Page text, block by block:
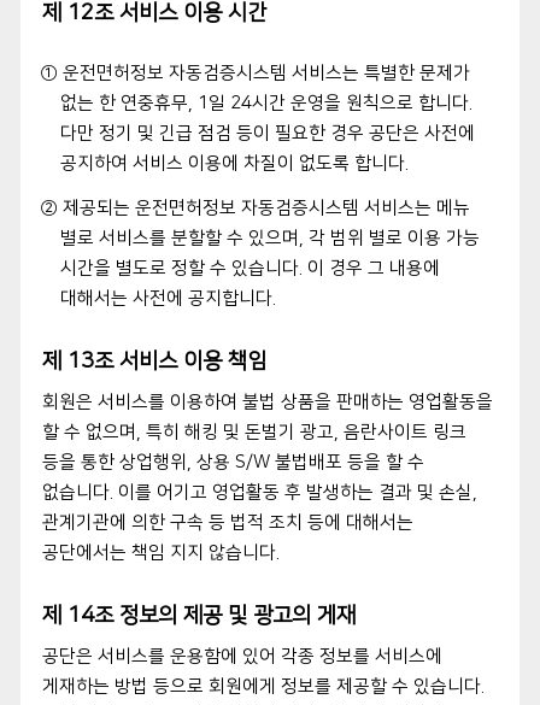
제 12조 서비스 이용 시간
① 운전면허정보 자동검증시스템 서비스는 특별한 문제가
없는 한 연중휴무, 1일 24시간 운영을 원칙으로 합니다.
다만 정기 및 긴급 점검 등이 필요한 경우 공단은 사전에
공지하여 서비스 이용에 차질이 없도록 합니다.
② 제공되는 운전면허정보 자동검증시스템 서비스는 메뉴
별로 서비스를 분할할 수 있으며, 각 범위 별로 이용 가능
시간을 별도로 정할 수 있습니다. 이 경우 그 내용에
대해서는 사전에 공지합니다.
제 13조 서비스 이용 책임
회원은 서비스를 이용하여 불법 상품을 판매하는 영업활동을
할 수 없으며, 특히 해킹 및 돈벌기 광고, 음란사이트 링크
등을 통한 상업행위, 상용 S/W 불법배포 등을 할 수
없습니다. 이를 어기고 영업활동 후 발생하는 결과 및 손실,
관계기관에 의한 구속 등 법적 조치 등에 대해서는
공단에서는 책임 지지 않습니다.
제 14조 정보의 제공 및 광고의 게재
공단은 서비스를 운용함에 있어 각종 정보를 서비스에
게재하는 방법 등으로 회원에게 정보를 제공할 수 있습니다.